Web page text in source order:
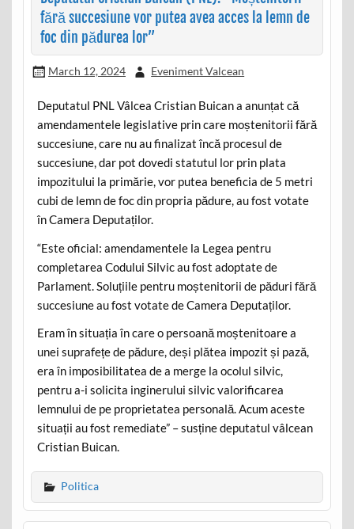
fără succesiune vor putea avea acces la lemn de
foc din pădurea lor”
March 12, 2024 Eveniment Valcean
Deputatul PNL Vâlcea Cristian Buican a anunțat că
amendamentele legislative prin care moștenitorii fără
succesiune, care nu au finalizat încă procesul de
succesiune, dar pot dovedi statutul lor prin plata
impozitului la primărie, vor putea beneficia de 5 metri
cubi de lemn de foc din propria pădure, au fost votate
în Camera Deputaților.
“Este oficial: amendamentele la Legea pentru
completarea Codului Silvic au fost adoptate de
Parlament. Soluțiile pentru moștenitorii de păduri fără
succesiune au fost votate de Camera Deputaților.
Eram în situația în care o persoană moștenitoare a
unei suprafețe de pădure, deși plătea impozit și pază,
era în imposibilitatea de a merge la ocolul silvic,
pentru a-i solicita inginerului silvic valorificarea
lemnului de pe proprietatea personală. Acum aceste
situații au fost remediate” – susține deputatul vâlcean
Cristian Buican.
Politica